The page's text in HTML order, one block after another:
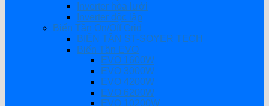
Inverter hòa lưới
Inverter độc lập
Biến Tần On/Off Grid
BIẾN TẦN ST-SOYER TECH
Biến Tần EVO
EVO 1600W
EVO 3000W
EVO 4200W
EVO 6200W
EVO 10200W